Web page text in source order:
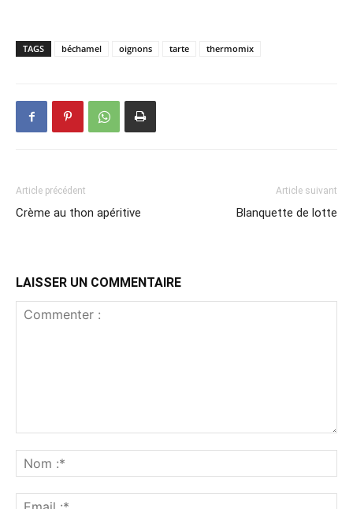
TAGS béchamel oignons tarte thermomix
Article précédent
Crème au thon apéritive
Article suivant
Blanquette de lotte
LAISSER UN COMMENTAIRE